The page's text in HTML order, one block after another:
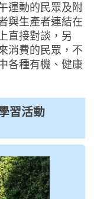
運動的民眾及附
與生產者連結在
直接對談，另
消費的民眾，不
各種有機、健康
習活動